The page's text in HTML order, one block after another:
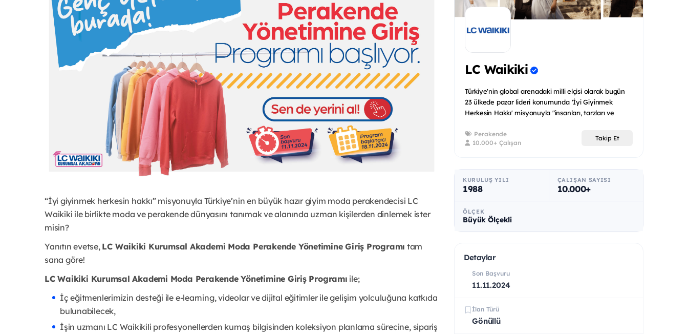
“İyi giyinmek herkesin hakkı” misyonuyla Türkiye’nin en büyük hazır giyim moda perakendecisi LC
Waikiki ile birlikte moda ve perakende dünyasını tanımak ve alanında uzman kişilerden dinlemek ister
misin?
Yanıtın evetse, LC Waikiki Kurumsal Akademi Moda Perakende Yönetimine Giriş Programı tam
sana göre!
LC Waikiki Kurumsal Akademi Moda Perakende Yönetimine Giriş Programı ile;
İç eğitmenlerimizin desteği ile e-learning, videolar ve dijital eğitimler ile gelişim yolculuğuna katkıda
bulunabilecek,
İşin uzmanı LC Waikikili profesyonellerden kumaş bilgisinden koleksiyon planlama sürecine, sipariş
LC Waikiki
Türkiye'nin global arenadaki milli elçisi olarak bugün
23 ülkede pazar lideri konumunda 'İyi Giyinmek
Herkesin Hakkı' misyonuyla "insanları, tarzları ve
Perakende
10.000+ Çalışan
Takip Et
KURULUŞ YILI
1988
ÇALIŞAN SAYISI
10.000+
ÖLÇEK
Büyük Ölçekli
Detaylar
Son Başvuru
11.11.2024
İlan Türü
Gönüllü